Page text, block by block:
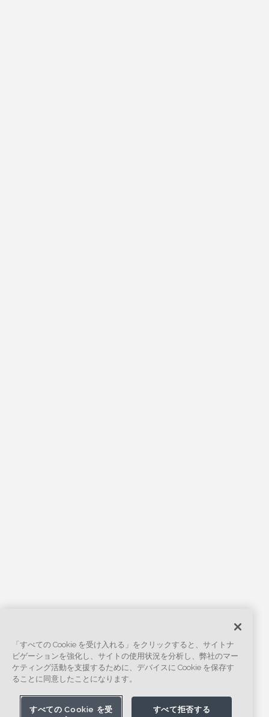
「すべての Cookie を受け入れる」をクリックすると、サイトナ
ビゲーションを強化し、サイトの使用状況を分析し、弊社のマー
ケティング活動を支援するために、デバイスに Cookie を保存す
ることに同意したことになります。
すべての Cookie を受
すべて拒否する